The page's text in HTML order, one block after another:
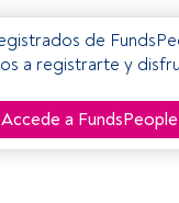
de
a registrarte y
Accede a FundsPeople